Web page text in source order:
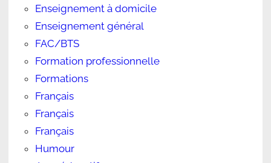
Enseignement à domicile
Enseignement général
FAC/BTS
Formation professionnelle
Formations
Français
Français
Français
Humour